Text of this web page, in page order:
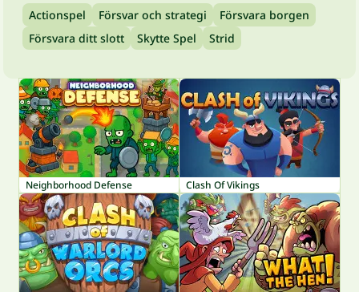
Actionspel Försvar och strategi
Försvara borgen
Försvara ditt slott
Skytte Spel Strid
Neighborhood Defense Clash Of Vikings